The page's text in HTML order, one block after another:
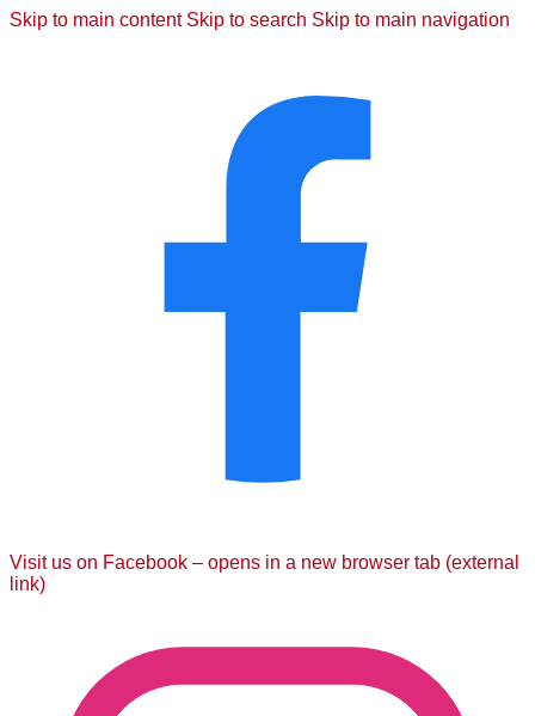
Skip to main content Skip to search Skip to main navigation
Visit us on Facebook – opens in a new browser tab (external
link)